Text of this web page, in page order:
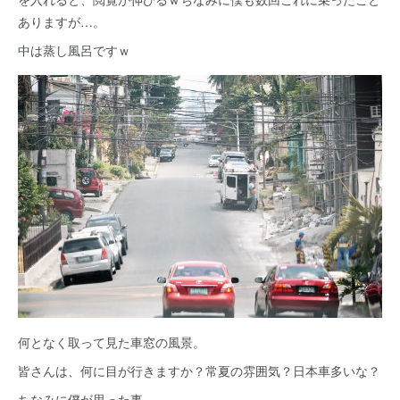
ありますが…。
中は蒸し風呂ですｗ
何となく取って見た車窓の風景。
皆さんは、何に目が行きますか？常夏の雰囲気？日本車多いな？